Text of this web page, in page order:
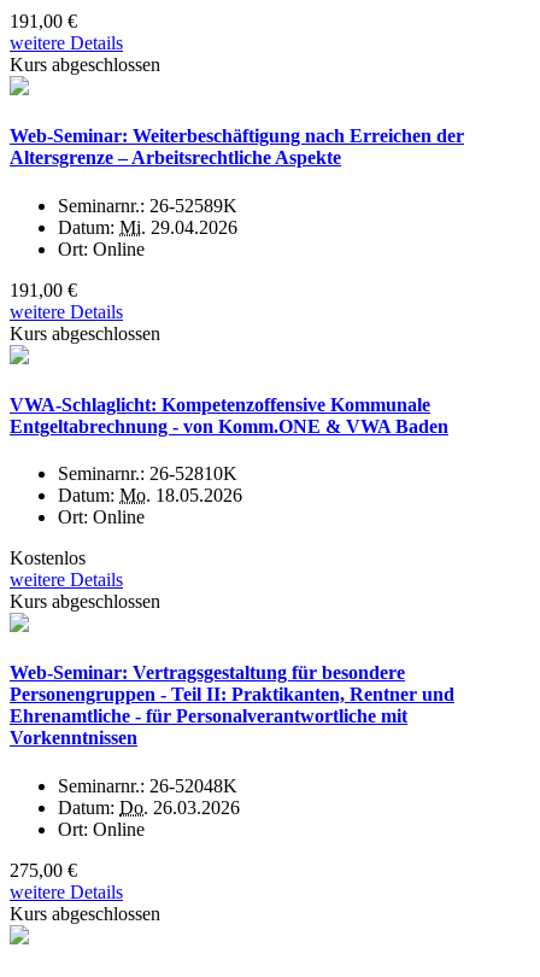
191,00 €
weitere Details
Kurs abgeschlossen
Web-Seminar: Weiterbeschäftigung nach Erreichen der
Altersgrenze – Arbeitsrechtliche Aspekte
Seminarnr.: 26-52589K
Datum: Mi. 29.04.2026
Ort: Online
191,00 €
weitere Details
Kurs abgeschlossen
VWA-Schlaglicht: Kompetenzoffensive Kommunale
Entgeltabrechnung - von Komm.ONE & VWA Baden
Seminarnr.: 26-52810K
Datum: Mo. 18.05.2026
Ort: Online
Kostenlos
weitere Details
Kurs abgeschlossen
Web-Seminar: Vertragsgestaltung für besondere
Personengruppen - Teil II: Praktikanten, Rentner und
Ehrenamtliche - für Personalverantwortliche mit
Vorkenntnissen
Seminarnr.: 26-52048K
Datum: Do. 26.03.2026
Ort: Online
275,00 €
weitere Details
Kurs abgeschlossen